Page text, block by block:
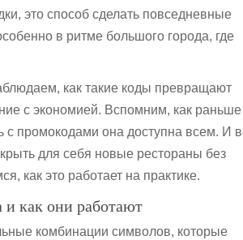
это способ сделать повседневные
в ритме большого города, где
как такие коды превращают
с экономией. Вспомним, как раньше
с промокодами она доступна всем. И
для себя новые рестораны без
как это работает на практике.
как они работают
комбинации символов, которые